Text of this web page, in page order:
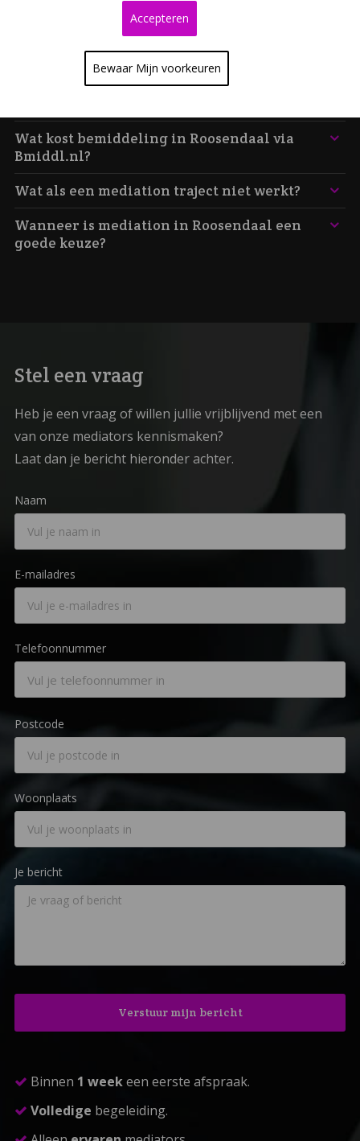
Bewaar Mijn voorkeuren
Accepteren
mediator Roosendaal
Wat is mediation in Roosendaal?
Wat kost bemiddeling in Roosendaal via
Bmiddl.nl?
Wat als een mediation traject niet werkt?
Wanneer is mediation in Roosendaal een
goede keuze?
Stel een vraag
Heb je een vraag of willen jullie vrijblijvend met een
van onze mediators kennismaken?
Laat dan je bericht hieronder achter.
Naam
E-mailadres
Telefoonnummer
Postcode
Woonplaats
Je bericht
Binnen 1 weekeen eerste afspraak.
Volledige begeleiding.